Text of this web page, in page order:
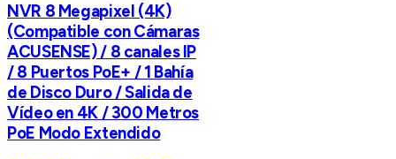
NVR 8 Megapixel (4K)
(Compatible con Cámaras
ACUSENSE) / 8 canales IP
/ 8 Puertos PoE+ / 1 Bahía
de Disco Duro / Salida de
Vídeo en 4K / 300 Metros
PoE Modo Extendido